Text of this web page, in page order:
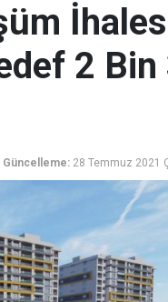
2
Güncelleme: 28 Temmuz 2021